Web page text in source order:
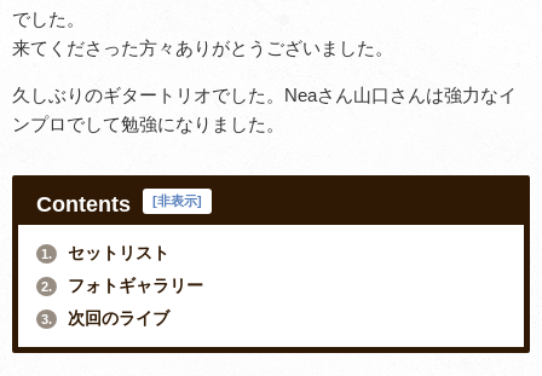
でした。
来てくださった方々ありがとうございました。
久しぶりのギタートリオでした。Neaさん山口さんは強力なイ
ンプロでして勉強になりました。
Contents [非表示]
1. セットリスト
2. フォトギャラリー
3. 次回のライブ